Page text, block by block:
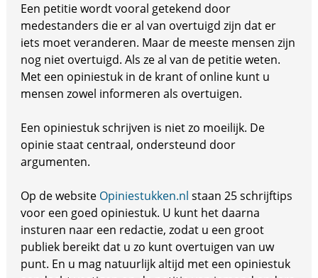
Een petitie wordt vooral getekend door
medestanders die er al van overtuigd zijn dat er
iets moet veranderen. Maar de meeste mensen zijn
nog niet overtuigd. Als ze al van de petitie weten.
Met een opiniestuk in de krant of online kunt u
mensen zowel informeren als overtuigen.
Een opiniestuk schrijven is niet zo moeilijk. De
opinie staat centraal, ondersteund door
argumenten.
Op de website Opiniestukken.nl staan 25 schrijftips
voor een goed opiniestuk. U kunt het daarna
insturen naar een redactie, zodat u een groot
publiek bereikt dat u zo kunt overtuigen van uw
punt. En u mag natuurlijk altijd met een opiniestuk